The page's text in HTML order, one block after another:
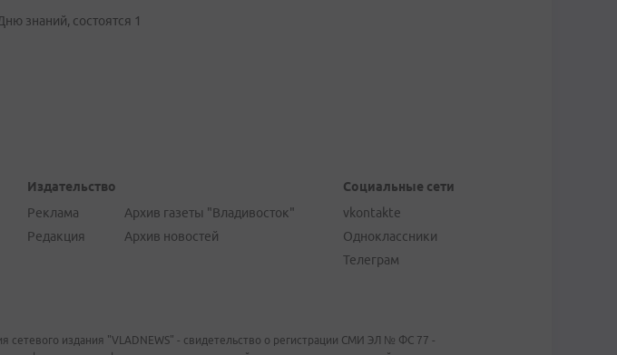
знаний, состоятся 1
Издательство
Реклама
Редакция
Архив газеты "Владивосток"
Архив новостей
Социальные сети
vkontakte
Одноклассники
Телеграм
сетевого издания "VLADNEWS" - свидетельство о регистрации СМИ ЭЛ № ФС 77 -